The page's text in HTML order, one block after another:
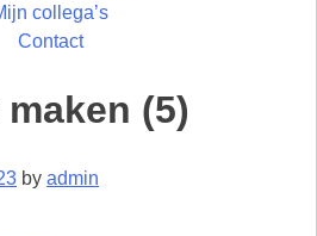
collega’s
Contact
(5)
by admin